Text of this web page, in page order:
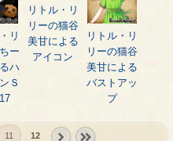
リ
ー
ハ
Ｓ
リトル・リ
リーの猫谷
美甘による
アイコン
リトル・リ
リーの猫谷
美甘による
バストアッ
プ
11 12